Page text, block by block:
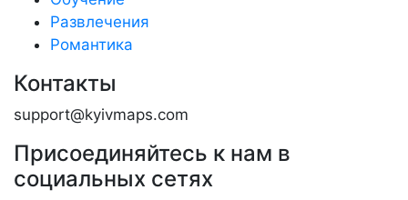
Развлечения
Романтика
Контакты
support@kyivmaps.com
Присоединяйтесь к нам в
социальных сетях